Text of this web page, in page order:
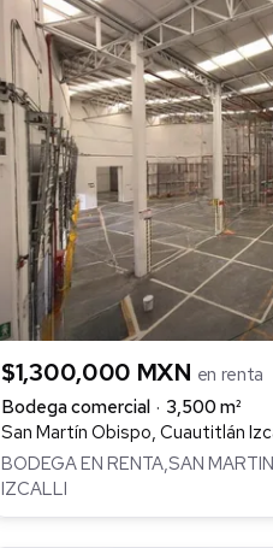
$1,300,000 MXN en renta
Bodega comercial
3,500 m²
San Martín Obispo, Cuautitlán
BODEGA EN RENTA,SAN
IZCALLI